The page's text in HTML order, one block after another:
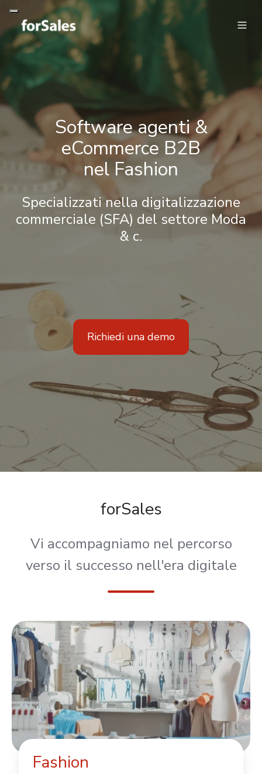
Software agenti &
eCommerce B2B
nelFashion
Specializzati nella digitalizzazione
commerciale (SFA) del settore Moda
& c.
Richiedi una demo
forSales
Vi accompagniamo nel percorso
verso il successo nell'era digitale
Fashion